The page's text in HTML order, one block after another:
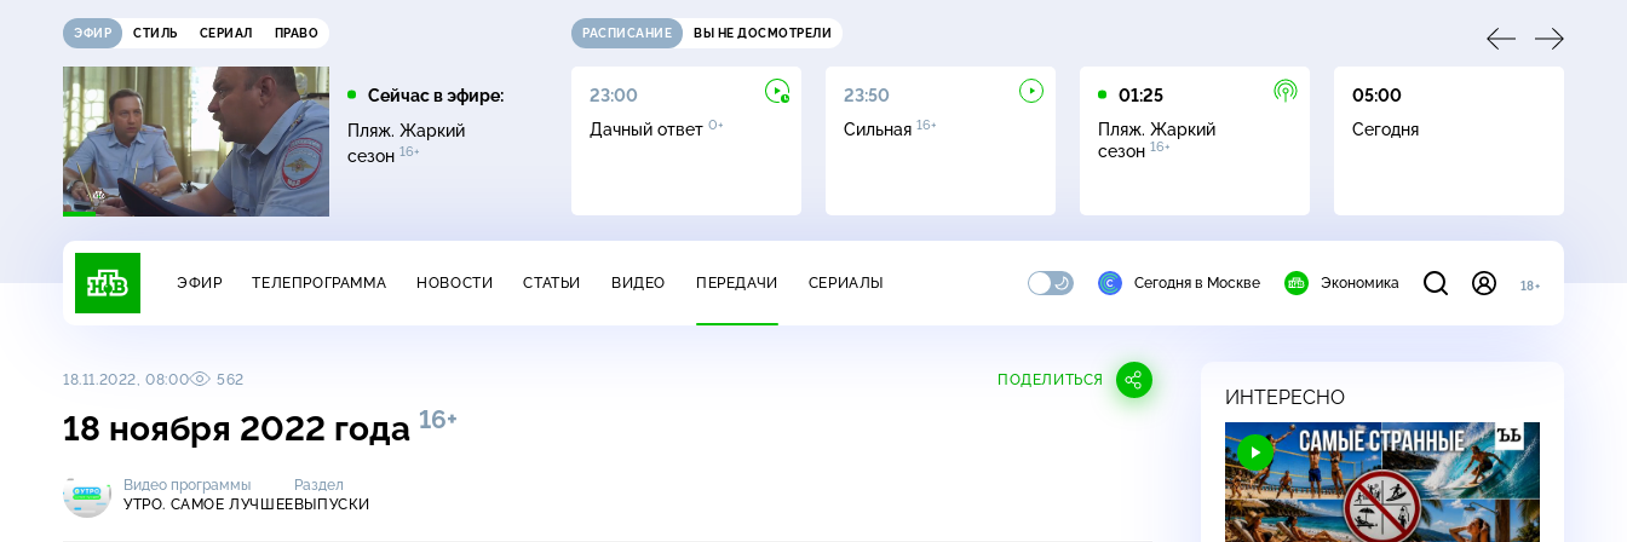
ЭФИР СТИЛЬ СЕРИАЛ ПРАВО
Сейчас в эфире:
Пляж. Жаркий
сезон 16+
РАСПИСАНИЕ ВЫ НЕ ДОСМОТРЕЛИ
16:00
Сегодня
17:00
Невский. Чужой среди
чужих 16+
23:00
Дачный ответ 0+
23:50
Сильная 16+
01:25
Пляж. Жаркий
сезон 16+
05:00
Сегодня
ЭФИР ТЕЛЕПРОГРАММА НОВОСТИ СТАТЬИ ВИДЕО ПЕРЕДАЧИ СЕРИАЛЫ Сегодня в Москве Экономика 18+
18.11.2022, 08:00 562 ПОДЕЛИТЬСЯ
18 ноября 2022 года 16+
Видео программы
УТРО. САМОЕ ЛУЧШЕЕ
Раздел
ВЫПУСКИ
ИНТЕРЕСНО